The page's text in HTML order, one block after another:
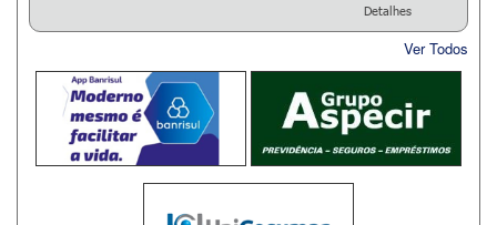
Detalhes
Ver Todos